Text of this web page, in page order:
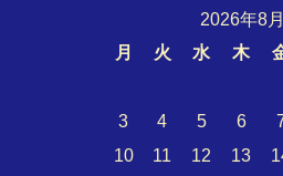
2026年8月
月
火 水 木
3
4 5 6
10
11 12 13